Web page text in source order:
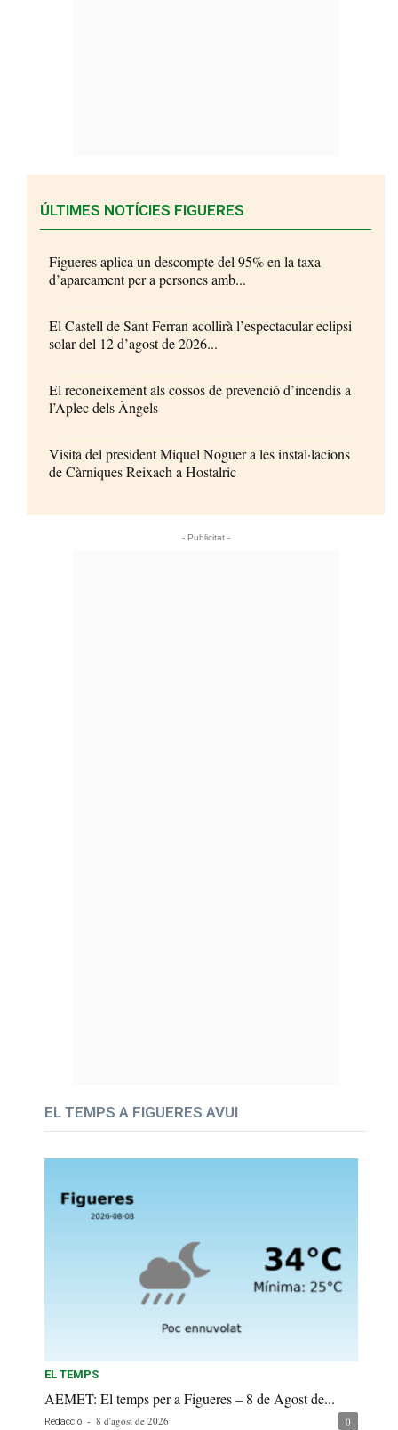
ÚLTIMES NOTÍCIES FIGUERES
Figueres aplica un descompte del 95% en la taxa
d’aparcament per a persones amb...
El Castell de Sant Ferran acollirà l’espectacular eclipsi
solar del 12 d’agost de 2026...
El reconeixement als cossos de prevenció d’incendis a
l’Aplec dels Àngels
Visita del president Miquel Noguer a les instal·lacions
de Càrniques Reixach a Hostalric
- Publicitat -
EL TEMPS A FIGUERES AVUI
EL TEMPS
AEMET: El temps per a Figueres – 8 de Agost de...
Redacció - 8 d'agost de 2026 0